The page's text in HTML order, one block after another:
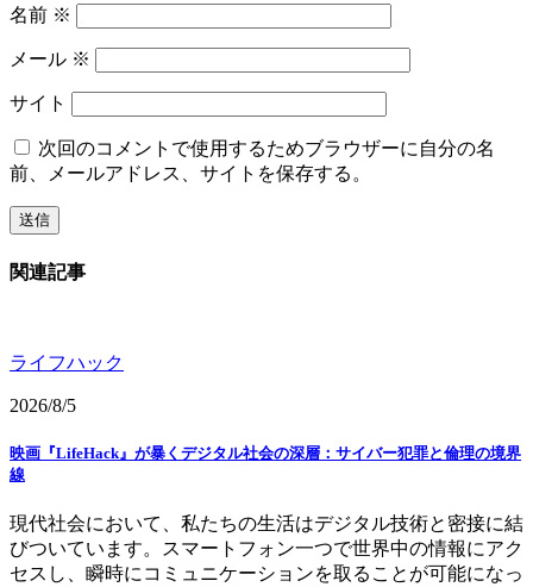
名前 ※
メール ※
サイト
次回のコメントで使用するためブラウザーに自分の名
前、メールアドレス、サイトを保存する。
関連記事
ライフハック
2026/8/5
映画『LifeHack』が暴くデジタル社会の深層：サイバー犯罪と倫理の境界
線
現代社会において、私たちの生活はデジタル技術と密接に結
びついています。スマートフォン一つで世界中の情報にアク
セスし、瞬時にコミュニケーションを取ることが可能になっ